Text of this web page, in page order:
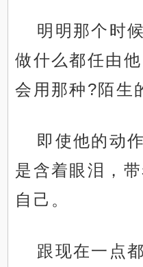
明明那个时
做什么都任由
会用那种?陌生
即使他的动
是含着眼泪，
自己。
跟现在一点